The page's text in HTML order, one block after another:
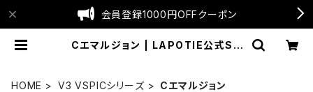
会員登録1000円OFFクーポン
Cエマルジョン | LAPOTIE公式SH
HOME V3 VSPICシリーズ Cエマルジョン